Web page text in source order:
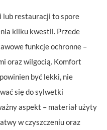
lub restauracji to spore
kilku kwestii. Przede
funkcje ochronne –
oraz wilgocią. Komfort
być lekki, nie
się do sylwetki
aspekt – materiał użyty
w czyszczeniu oraz